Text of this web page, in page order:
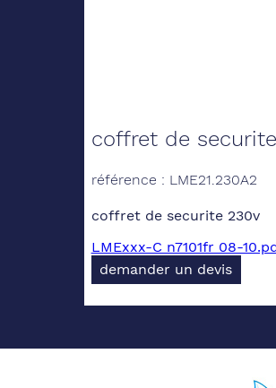
coffret de
référence : LME21.230A2
coffret de securite 230v
LMExxx-C n7101fr 08-
demander un devis